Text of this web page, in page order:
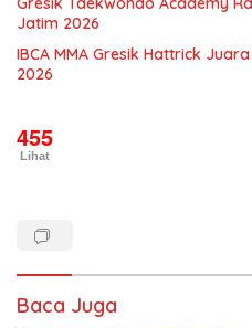
Jatim 2026
IBCA MMA Gresik Hattrick
2026
455
Lihat
Baca Juga